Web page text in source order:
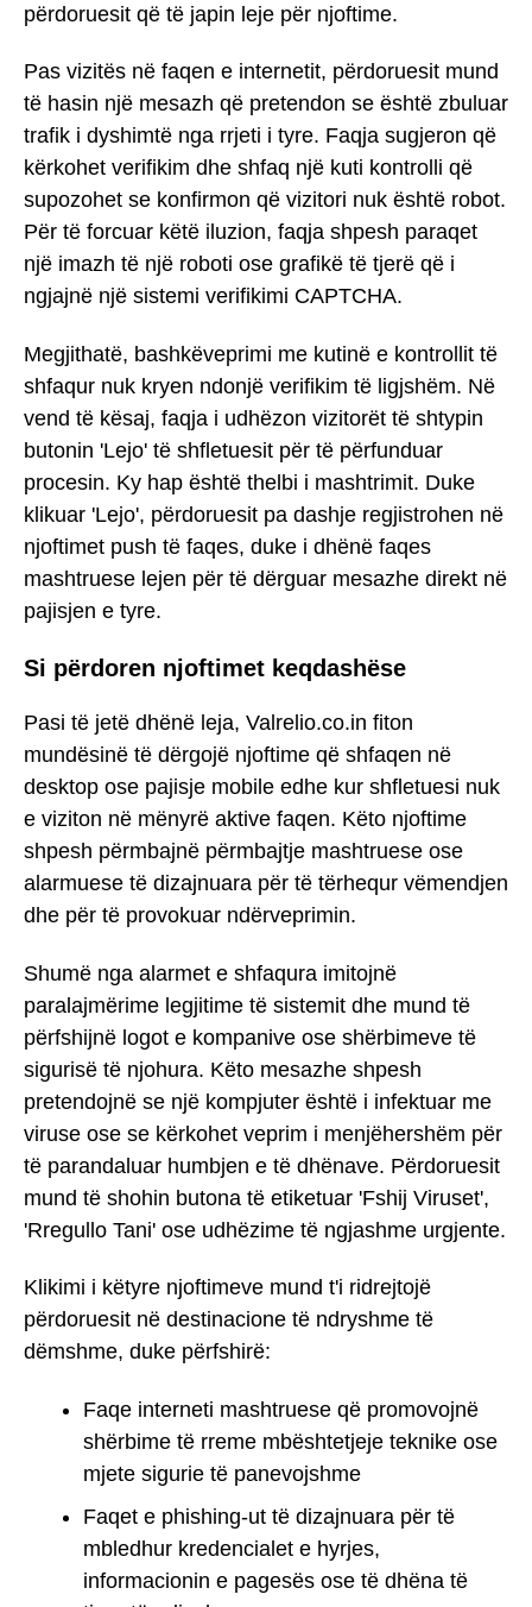
përdoruesit që të japin leje për njoftime.
Pas vizitës në faqen e internetit, përdoruesit mund
të hasin një mesazh që pretendon se është zbuluar
trafik i dyshimtë nga rrjeti i tyre. Faqja sugjeron që
kërkohet verifikim dhe shfaq një kuti kontrolli që
supozohet se konfirmon që vizitori nuk është robot.
Për të forcuar këtë iluzion, faqja shpesh paraqet
një imazh të një roboti ose grafikë të tjerë që i
ngjajnë një sistemi verifikimi CAPTCHA.
Megjithatë, bashkëveprimi me kutinë e kontrollit të
shfaqur nuk kryen ndonjë verifikim të ligjshëm. Në
vend të kësaj, faqja i udhëzon vizitorët të shtypin
butonin 'Lejo' të shfletuesit për të përfunduar
procesin. Ky hap është thelbi i mashtrimit. Duke
klikuar 'Lejo', përdoruesit pa dashje regjistrohen në
njoftimet push të faqes, duke i dhënë faqes
mashtruese lejen për të dërguar mesazhe direkt në
pajisjen e tyre.
Si përdoren njoftimet keqdashëse
Pasi të jetë dhënë leja, Valrelio.co.in fiton
mundësinë të dërgojë njoftime që shfaqen në
desktop ose pajisje mobile edhe kur shfletuesi nuk
e viziton në mënyrë aktive faqen. Këto njoftime
shpesh përmbajnë përmbajtje mashtruese ose
alarmuese të dizajnuara për të tërhequr vëmendjen
dhe për të provokuar ndërveprimin.
Shumë nga alarmet e shfaqura imitojnë
paralajmërime legjitime të sistemit dhe mund të
përfshijnë logot e kompanive ose shërbimeve të
sigurisë të njohura. Këto mesazhe shpesh
pretendojnë se një kompjuter është i infektuar me
viruse ose se kërkohet veprim i menjëhershëm për
të parandaluar humbjen e të dhënave. Përdoruesit
mund të shohin butona të etiketuar 'Fshij Viruset',
'Rregullo Tani' ose udhëzime të ngjashme urgjente.
Klikimi i këtyre njoftimeve mund t'i ridrejtojë
përdoruesit në destinacione të ndryshme të
dëmshme, duke përfshirë:
Faqe interneti mashtruese që promovojnë
shërbime të rreme mbështetjeje teknike ose
mjete sigurie të panevojshme
Faqet e phishing-ut të dizajnuara për të
mbledhur kredencialet e hyrjes,
informacionin e pagesës ose të dhëna të